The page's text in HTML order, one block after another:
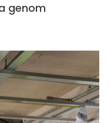
genom